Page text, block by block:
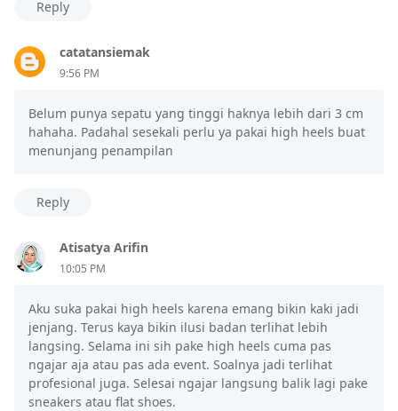
Reply
catatansiemak
9:56 PM
Belum punya sepatu yang tinggi haknya lebih dari 3 cm
hahaha. Padahal sesekali perlu ya pakai high heels buat
menunjang penampilan
Reply
Atisatya Arifin
10:05 PM
Aku suka pakai high heels karena emang bikin kaki jadi
jenjang. Terus kaya bikin ilusi badan terlihat lebih
langsing. Selama ini sih pake high heels cuma pas
ngajar aja atau pas ada event. Soalnya jadi terlihat
profesional juga. Selesai ngajar langsung balik lagi pake
sneakers atau flat shoes.